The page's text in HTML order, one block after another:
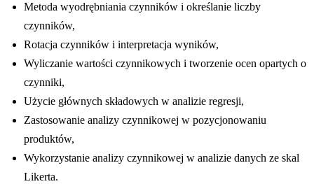
Metoda wyodrębniania czynników i określanie liczby
czynników,
Rotacja czynników i interpretacja wyników,
Wyliczanie wartości czynnikowych i tworzenie ocen opartych o
czynniki,
Użycie głównych składowych w analizie regresji,
Zastosowanie analizy czynnikowej w pozycjonowaniu
produktów,
Wykorzystanie analizy czynnikowej w analizie danych ze skal
Likerta.